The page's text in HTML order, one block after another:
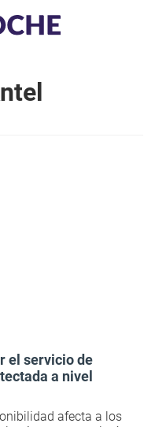
el servicio de
a nivel
afecta a los